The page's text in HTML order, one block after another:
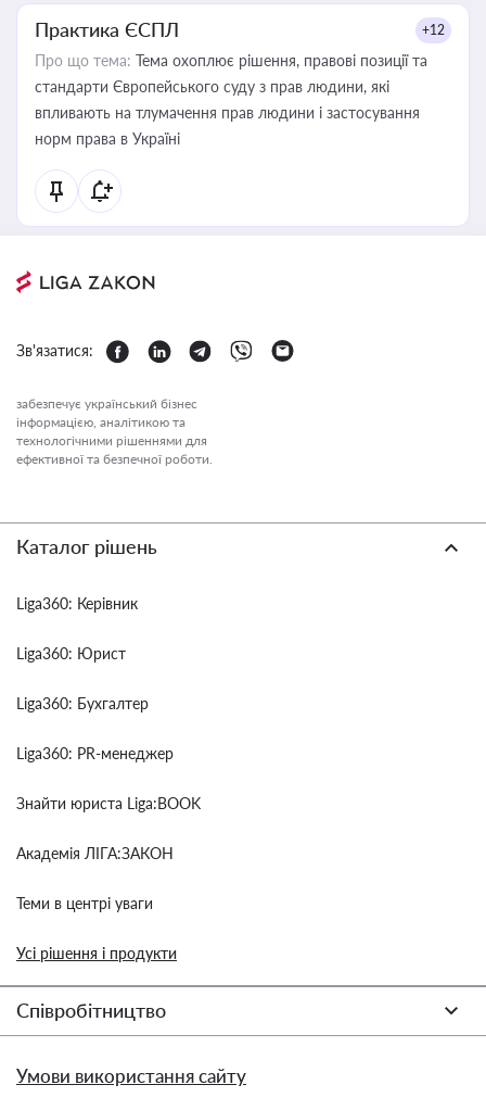
Практика ЄСПЛ +12
Про що тема: Тема охоплює рішення, правові позиції та
стандарти Європейського суду з прав людини, які
впливають на тлумачення прав людини і застосування
норм права в Україні
Зв'язатися:
забезпечує український бізнес
інформацією, аналітикою та
технологічними рішеннями для
ефективної та безпечної роботи.
Каталог рішень
Liga360: Керівник
Liga360: Юрист
Liga360: Бухгалтер
Liga360: PR-менеджер
Знайти юриста Liga:BOOK
Академія ЛІГА:ЗАКОН
Теми в центрі уваги
Усі рішення і продукти
Співробітництво
Умови використання сайту